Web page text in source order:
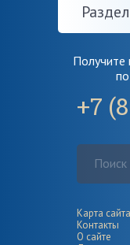
Получите
+7
Карта сайта
Контакты
О сайте